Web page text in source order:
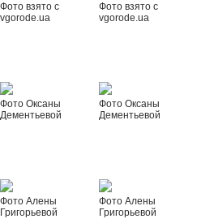
Фото взято с
vgorode.ua
Фото взято с
vgorode.ua
Фото Оксаны
Дементьевой
Фото Оксаны
Дементьевой
Фото Алены
Григорьевой
Фото Алены
Григорьевой